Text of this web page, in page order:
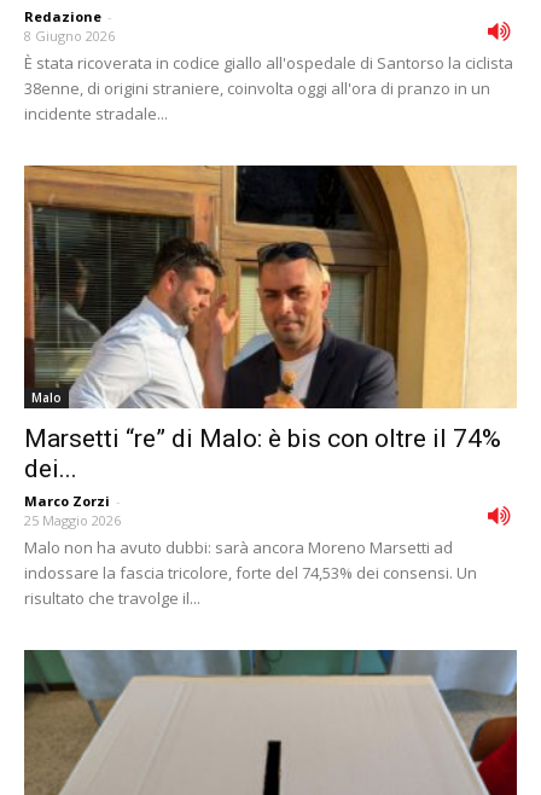
Redazione -
8 Giugno 2026
È stata ricoverata in codice giallo all'ospedale di Santorso la ciclista
38enne, di origini straniere, coinvolta oggi all'ora di pranzo in un
incidente stradale...
Malo
Marsetti “re” di Malo: è bis con oltre il 74%
dei...
Marco Zorzi -
25 Maggio 2026
Malo non ha avuto dubbi: sarà ancora Moreno Marsetti ad
indossare la fascia tricolore, forte del 74,53% dei consensi. Un
risultato che travolge il...